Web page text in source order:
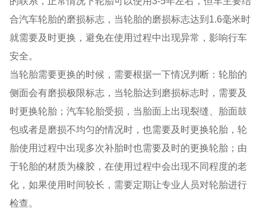
合汽车轮胎的磨损标志，当轮胎的磨损标志达到1.6毫米时
就需要及时更换，避免在使用过程中出现异常，影响行车
安全。
当轮胎需要更换的时候，需要根据一下情况判断：轮胎的
侧面会有磨损极限标志，当轮胎达到磨损标志时，需要及
时更换轮胎；汽车轮胎受损，当胎面上出现裂缝、胎面鼓
包或者是磨损不均匀的情况时，也需要及时更换轮胎，轮
胎使用过程中出现多次补胎时也需要及时的更换轮胎；由
于轮胎的材质为橡胶，在使用过程中会出现不同程度的老
化，如果使用时间较长，需要定期让专业人员对轮胎进行
检查。